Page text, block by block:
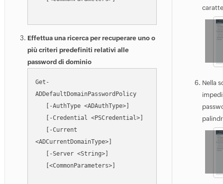
Effettua una ricerca per recuperare uno o
più criteri predefiniti relativi alle
password di dominio
Get-
ADDefaultDomainPasswordPolicy
<ADCurrentDomainType>]
Nella